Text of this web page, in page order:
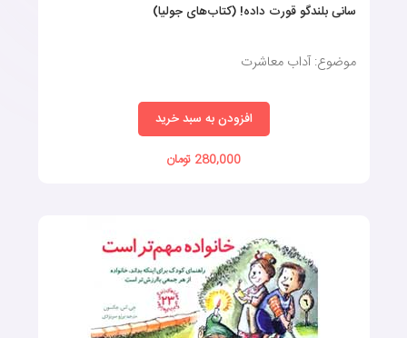
سانی بلندگو قورت داده! (کتاب‌های جولیا)
موضوع: آداب معاشرت
افزودن به سبد خرید
280,000 تومان